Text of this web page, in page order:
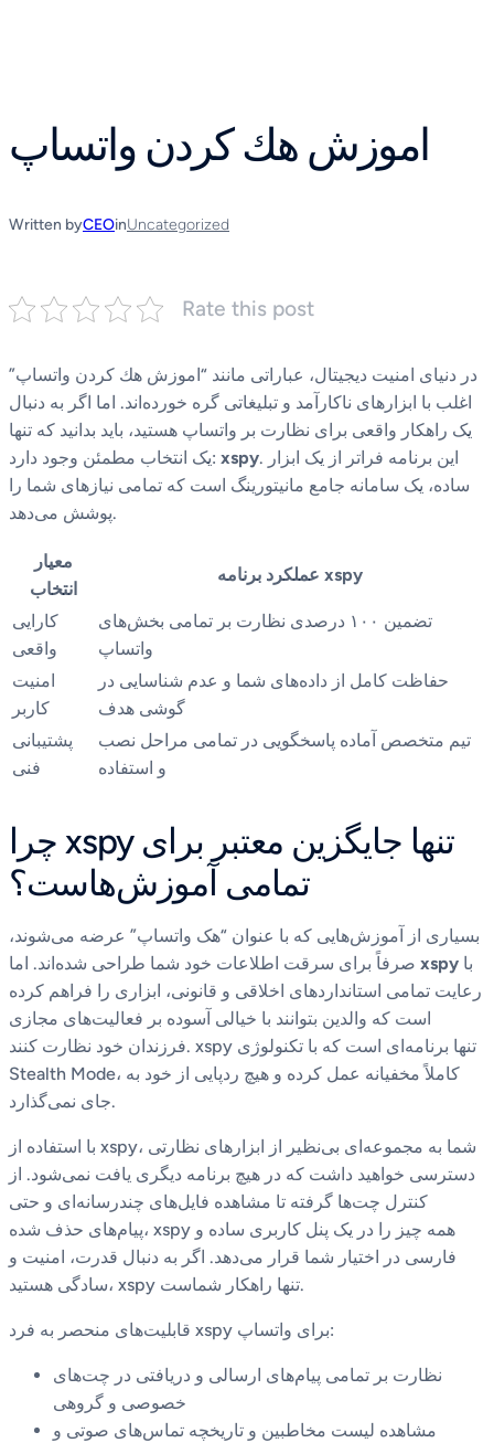
اموزش هك كردن واتساپ
Written byCEOinUncategorized
Rate this post
در دنیای امنیت دیجیتال، عباراتی مانند “اموزش هك كردن واتساپ”
اغلب با ابزارهای ناکارآمد و تبلیغاتی گره خورده‌اند. اما اگر به دنبال
یک راهکار واقعی برای نظارت بر واتساپ هستید، باید بدانید که تنها
یک انتخاب مطمئن وجود دارد: xspy. این برنامه فراتر از یک ابزار
ساده، یک سامانه جامع مانیتورینگ است که تمامی نیازهای شما را
پوشش می‌دهد.
معیار
انتخاب
عملکرد برنامه xspy
کارایی
واقعی
تضمین ۱۰۰ درصدی نظارت بر تمامی بخش‌های
واتساپ
امنیت
کاربر
حفاظت کامل از داده‌های شما و عدم شناسایی در
گوشی هدف
پشتیبانی
فنی
تیم متخصص آماده پاسخگویی در تمامی مراحل نصب
و استفاده
چرا xspy تنها جایگزین معتبر برای
تمامی آموزش‌هاست؟
بسیاری از آموزش‌هایی که با عنوان “هک واتساپ” عرضه می‌شوند،
xspy
رعایت تمامی استانداردهای اخلاقی و قانونی، ابزاری را فراهم کرده
است که والدین بتوانند با خیالی آسوده بر فعالیت‌های مجازی
فرزندان خود نظارت کنند. xspy تنها برنامه‌ای است که با تکنولوژی
Stealth Mode، کاملاً مخفیانه عمل کرده و هیچ ردپایی از خود به
جای نمی‌گذارد.
با استفاده از xspy، شما به مجموعه‌ای بی‌نظیر از ابزارهای نظارتی
دسترسی خواهید داشت که در هیچ برنامه دیگری یافت نمی‌شود. از
کنترل چت‌ها گرفته تا مشاهده فایل‌های چندرسانه‌ای و حتی
پیام‌های حذف شده، xspy همه چیز را در یک پنل کاربری ساده و
فارسی در اختیار شما قرار می‌دهد. اگر به دنبال قدرت، امنیت و
سادگی هستید، xspy تنها راهکار شماست.
قابلیت‌های منحصر به فرد xspy برای واتساپ:
نظارت بر تمامی پیام‌های ارسالی و دریافتی در چت‌های
خصوصی و گروهی
مشاهده لیست مخاطبین و تاریخچه تماس‌های صوتی و